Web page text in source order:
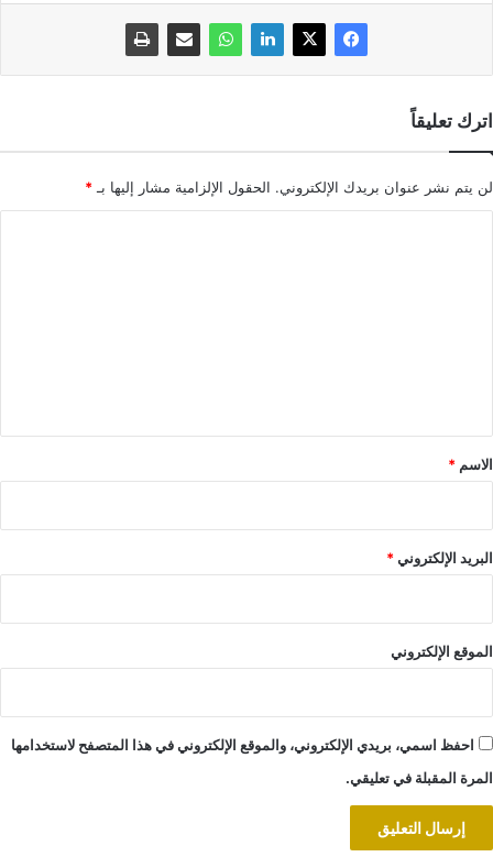
اترك تعليقاً
لن يتم نشر عنوان بريدك الإلكتروني. الحقول الإلزامية مشار إليها بـ*
*
الاسم *
البريد الإلكتروني*
الموقع الإلكتروني
احفظ اسمي، بريدي الإلكتروني، والموقع الإلكتروني في هذا المتصفح لاستخدامها
المرة المقبلة في تعليقي.